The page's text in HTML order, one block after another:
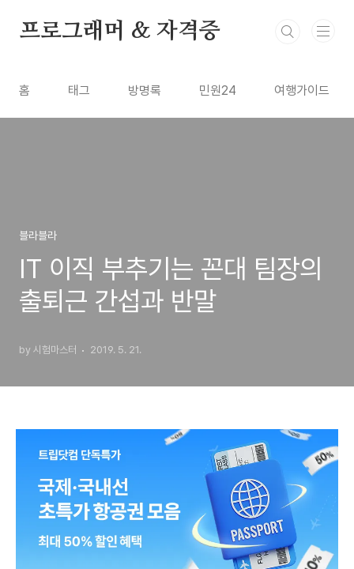
프로그래머 & 자격증
홈 태그 방명록 민원24 여행가이드
블라블라
IT 이직 부추기는 꼰대 팀장의
출퇴근 간섭과 반말
by 시험마스터 2019. 5. 21.